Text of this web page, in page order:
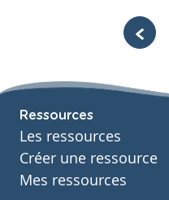
Ressources
Les ressources
Créer une ressource
Mes ressources